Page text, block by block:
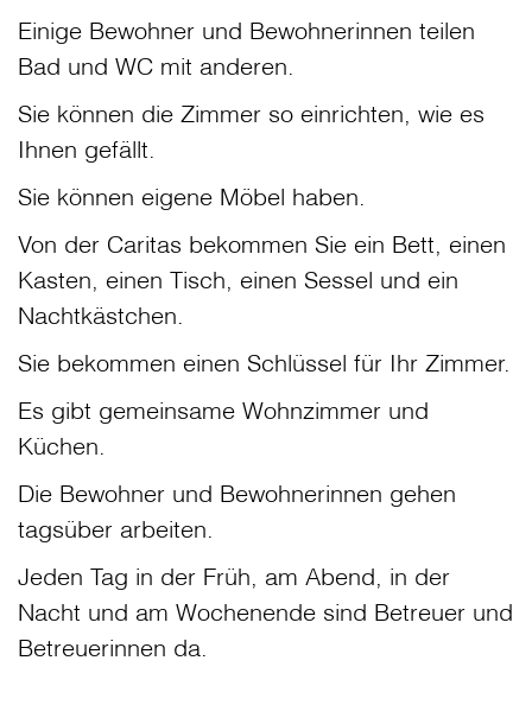
Einige Bewohner und Bewohnerinnen teilen
Bad und WC mit anderen.
Sie können die Zimmer so einrichten, wie es
Ihnen gefällt.
Sie können eigene Möbel haben.
Von der Caritas bekommen Sie ein Bett, einen
Kasten, einen Tisch, einen Sessel und ein
Nachtkästchen.
Sie bekommen einen Schlüssel für Ihr Zimmer.
Es gibt gemeinsame Wohnzimmer und
Küchen.
Die Bewohner und Bewohnerinnen gehen
tagsüber arbeiten.
Jeden Tag in der Früh, am Abend, in der
Nacht und am Wochenende sind Betreuer und
Betreuerinnen da.